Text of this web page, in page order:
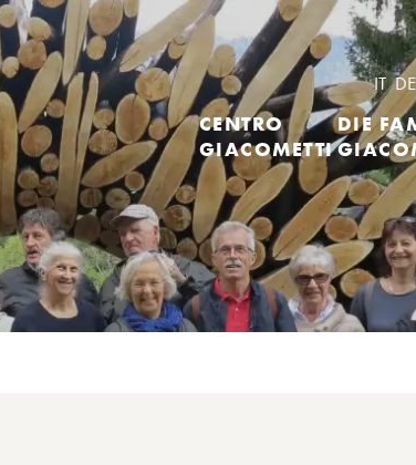
ITDE
CENTRO
GIACOMETTI
DIE